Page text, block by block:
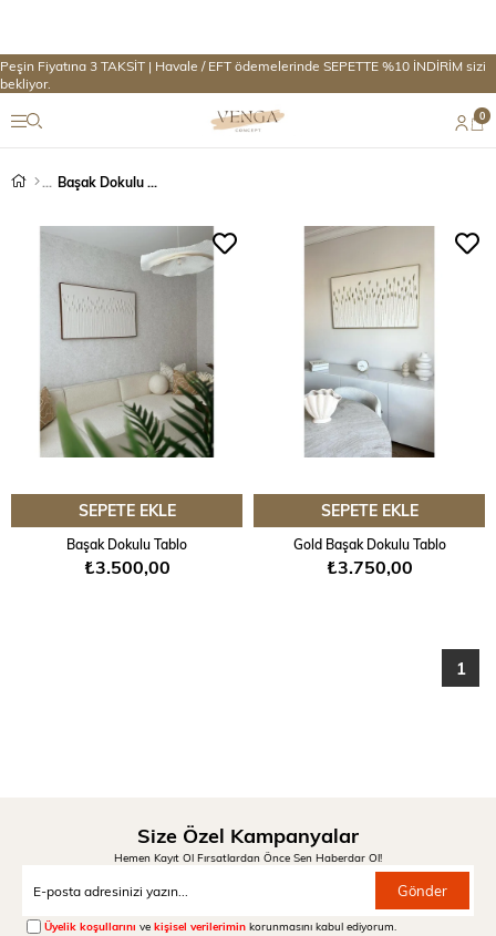
Peşin Fiyatına 3 TAKSİT | Havale / EFT ödemelerinde SEPETTE %10 İNDİRİM sizi
bekliyor.
0
Başak Dokulu Tablolar
SEPETE EKLE
Başak Dokulu Tablo
₺3.500,00
SEPETE EKLE
Gold Başak Dokulu Tablo
₺3.750,00
1
Size Özel Kampanyalar
Hemen Kayıt Ol Fırsatlardan Önce Sen Haberdar Ol!
Gönder
Üyelik koşullarını ve kişisel verilerimin korunmasını kabul ediyorum.